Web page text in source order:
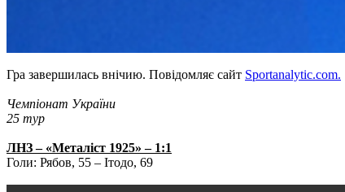
Гра завершилась внічию. Повідомляє сайт Sportanalytic.com.
Чемпіонат України
25 тур
ЛНЗ – «Металіст 1925» – 1:1
Голи: Рябов, 55 – Ітодо, 69